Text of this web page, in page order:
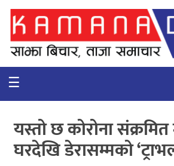
गृहपृष्ठ
समाचार
कुटनिती
कुराकानी
☰
यस्तो छ कोरोना
घरदेखि डेरासम्मको ‘ट्राभल